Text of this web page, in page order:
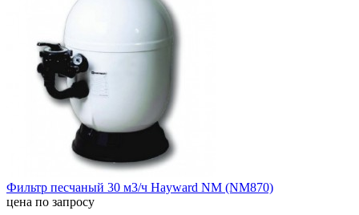
Фильтр песчаный 30 м3/ч Hayward NM (NM870)
цена по запросу